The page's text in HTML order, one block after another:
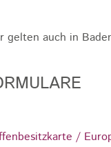
gelten auch in
/